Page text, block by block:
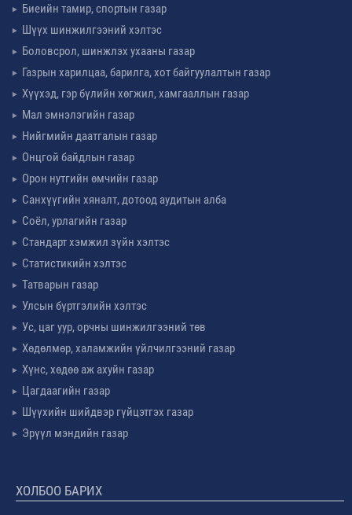
Биеийн тамир, спортын газар
Шүүх шинжилгээний хэлтэс
Боловсрол, шинжлэх ухааны газар
Газрын харилцаа, барилга, хот байгуулалтын газар
Хүүхэд, гэр бүлийн хөгжил, хамгааллын газар
Мал эмнэлэгийн газар
Нийгмийн даатгалын газар
Онцгой байдлын газар
Орон нутгийн өмчийн газар
Санхүүгийн хяналт, дотоод аудитын алба
Соёл, урлагийн газар
Стандарт хэмжил зүйн хэлтэс
Статистикийн хэлтэс
Татварын газар
Улсын бүртгэлийн хэлтэс
Ус, цаг уур, орчны шинжилгээний төв
Хөдөлмөр, халамжийн үйлчилгээний газар
Хүнс, хөдөө аж ахуйн газар
Цагдаагийн газар
Шүүхийн шийдвэр гүйцэтгэх газар
Эрүүл мэндийн газар
ХОЛБОО БАРИХ